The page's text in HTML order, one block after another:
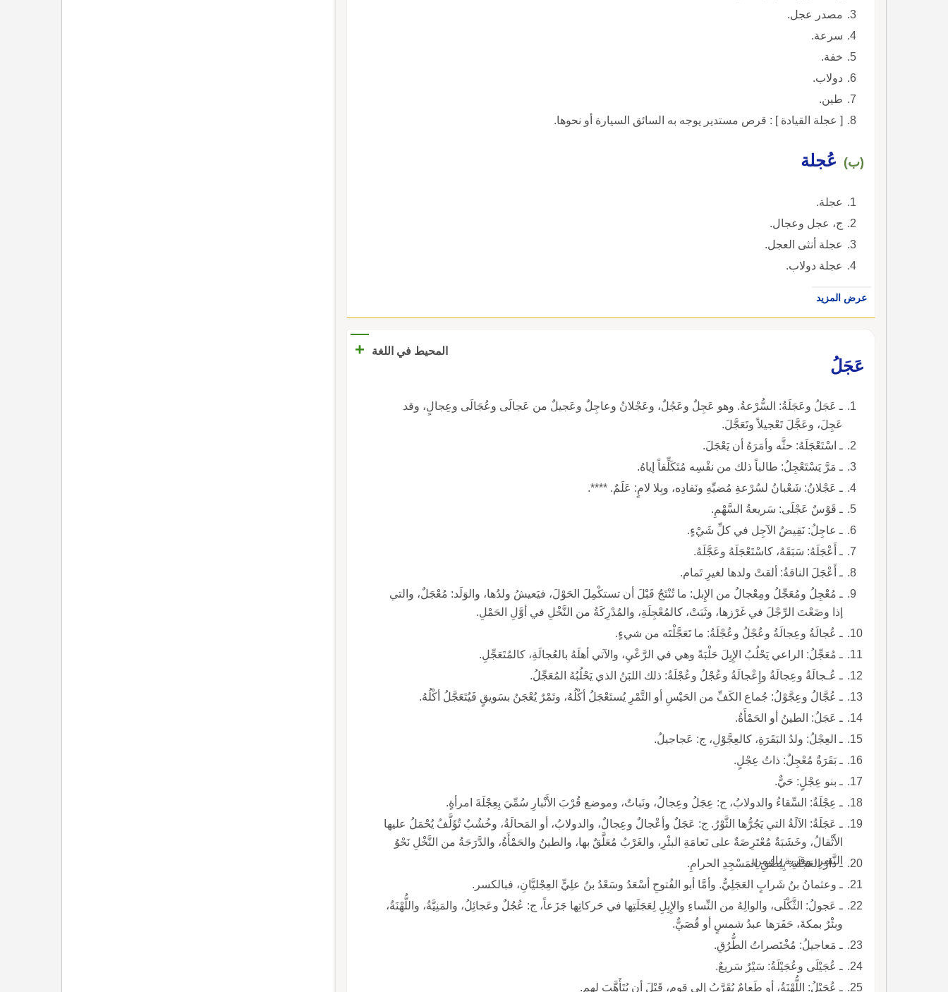
مصدر عجل.
سرعة.
خفة.
دولاب.
طين.
[ عجلة القيادة ] : قرص مستدير يوجه به السائق السيارة أو نحوها.
(ب) عُجلة
عجلة.
ج، عجل وعجال.
عجلة أنثى العجل.
عجلة دولاب.
عرض المزيد
المحيط في اللغة
+
عَجَلُ
ـ عَجَلُ وعَجَلَةُ: السُّرْعةُ. وهو عَجِلٌ وعَجُلٌ، وعَجْلانُ وعاجِلٌ وعَجيلٌ من عَجالَى وعُجَالَى وعِجالٍ، وقد
عَجِلَ، وعَجَّلَ تَعْجيلاً وتَعَجَّلَ.
ـ اسْتَعْجَلَهُ: حثَّه وأمَرَهُ أن يَعْجَلَ.
ـ مَرَّ يَسْتَعْجِلُ: طالباً ذلك من نفْسِه مُتَكَلِّفاً إياهُ.
ـ عَجْلانُ: شَعْبانُ لسُرْعةِ مُضيِّهِ ونَفادِه، وبِلا لامٍ: عَلَمٌ. ****.
ـ قَوْسٌ عَجْلَى: سَريعةُ السَّهْمِ.
ـ عاجِلُ: نَقِيضُ الآجِل في كلِّ شَيْءٍ.
ـ أَعْجَلَهُ: سَبَقَهُ، كاسْتَعْجَلَهُ وعَجَّلَهُ.
ـ أَعْجَلَ الناقةُ: ألقتْ ولدها لغيرِ تَمام.
ـ مُعْجِلُ ومُعَجِّلُ ومِعْجالُ من الإِبل: ما تُنْتَجُ قَبْلَ أن تستكْمِلَ الحَوْلَ، فيَعيشُ ولدُها، والوَلَد: مُعْجَلٌ، والتي
إذا وضَعْتَ الرِّجْلَ في غَرْزها، وثَبَتْ، كالمُعْجِلَةِ، والمُدْرِكَةُ من النَّخْلِ في أوَّلِ الحَمْلِ.
ـ عُجالَةُ وعِجالَةُ وعُجْلُ وعُجْلَةُ: ما تَعَجَّلْتَه من شيءٍ.
ـ مُعَجِّلُ: الراعي يَحْلُبُ الإِبِلَ حَلْبَةً وهي في الرَّعْيِ، والآتي أهلَهُ بالعُجالَةِ، كالمُتَعَجِّلِ.
ـ عُـجالَةُ وعِجالَةُ وإِعْجالَةُ وعُجْلُ وعُجْلَةُ: ذلك اللبَنُ الذي يَحْلُبُهُ المُعَجِّلُ.
ـ عُجَّالُ وعِجَّوْلُ: جُماع الكَفِّ من الحَيْسِ أو التَّمْرِ يُستَعْجَلُ أكْلُهُ، وتَمْرٌ يُعْجَنُ بسَويقٍ فَيُتَعَجَّلُ أكْلُهُ.
ـ عَجَلُ: الطينُ أو الحَمْأَةُ.
ـ العِجْلُ: ولدُ البَقَرَةِ، كالعِجَّوْلِ، ج: عَجاجيلُ.
ـ بَقَرَةٌ مُعْجِلٌ: ذاتُ عِجْلٍ.
ـ بنو عِجْلٍ: حَيٌّ.
ـ عِجْلَةُ: السِّقاءُ والدولابُ، ج: عِجَلُ وعِجالُ، ونَباتٌ، وموضع قُرْبَ الأَنْبارِ سُمِّيَ بِعِجْلَةَ امرأةٍ.
ـ عَجَلَةُ: الآلَةُ التي يَجُرُّها الثَّوْرُ. ج: عَجَلٌ وأعْجالٌ وعِجالٌ، والدولابُ، أو المَحالَةُ، وخُشُبٌ تُؤَلَّفُ يُحْمَلُ عليها
الأَثْقالُ، وخَشَبَةٌ مُعْتَرِضَةٌ على نَعامَةِ البئْرِ، والغَرْبُ مُعَلَّقٌ بها، والطينُ والحَمْأَةُ، والدَّرَجَةُ من النَّخْلِ نَحْوُ
النَّقيرِ، وقرية باليمنِ.
ـ دارُ العَجَلَةِ: بِلِصْقِ المَسْجِدِ الحرامِ.
ـ وعثمانُ بنُ شَرابٍ العَجَلِيُّ. وأمَّا أبو الفُتوحِ أسْعَدُ وسَعْدُ بنُ علِيٍّ العِجْليَّانِ، فبالكسر.
ـ عَجولُ: الثَّكْلَى، والوالِهُ من النِّساءِ والإِبِلِ لِعَجَلَتِها في حَركاتِها جَزَعاً، ج: عُجُلٌ وعَجائِلُ، والمَنِيَّةُ، واللُّهْنَةُ،
وبئْرٌ بمكةَ، حَفَرَها عبدُ شمسٍ أو قُصَيٌّ.
ـ مَعاجيلُ: مُخْتَصراتُ الطُّرُقِ.
ـ عُجَيْلَى وعُجَيْلَةُ: سَيْرٌ سَريعٌ.
ـ عُجَيْلُ: اللُّهْنَةُ، أو طَعامٌ يُقَرَّبُ إلى قومٍ، قَبْلَ أن يُتَأَهَّبَ لهم.